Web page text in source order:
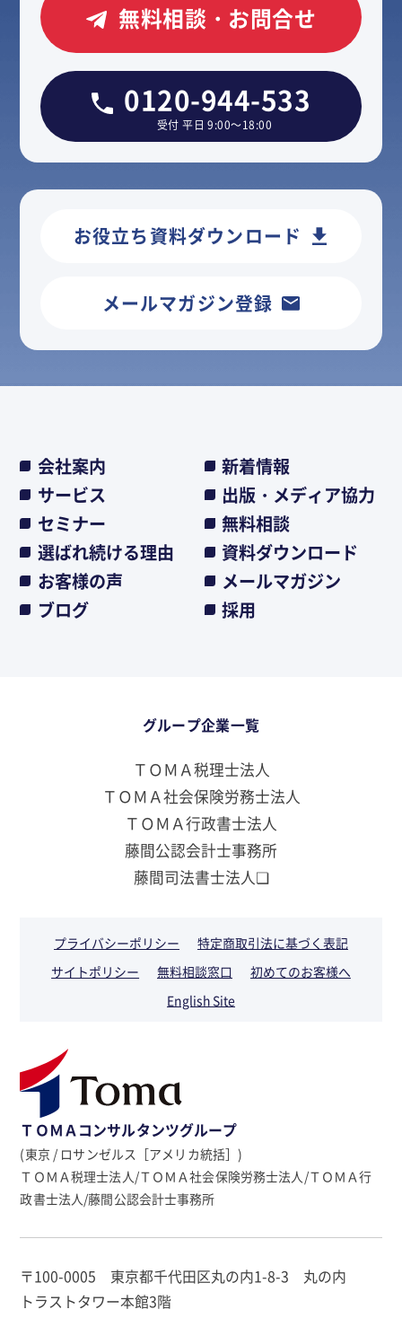
無料相談・お問合せ
0120-944-533
受付 平日 9:00～18:00
お役立ち資料ダウンロード
メールマガジン登録
会社案内
新着情報
サービス
出版・メディア協力
セミナー
無料相談
選ばれ続ける理由
資料ダウンロード
お客様の声
メールマガジン
ブログ
採用
グループ企業一覧
ＴＯＭＡ税理士法人
ＴＯＭＡ社会保険労務士法人
ＴＯＭＡ行政書士法人
藤間公認会計士事務所
藤間司法書士法人❏
プライバシーポリシー
特定商取引法に基づく表記
サイトポリシー
無料相談窓口
初めてのお客様へ
English Site
ＴＯＭＡコンサルタンツグループ
(東京 / ロサンゼルス［アメリカ統括］)
ＴＯＭＡ税理士法人/ＴＯＭＡ社会保険労務士法人/ＴＯＭＡ行
政書士法人/藤間公認会計士事務所
〒100-0005 東京都千代田区丸の内1-8-3 丸の内
トラストタワー本館3階